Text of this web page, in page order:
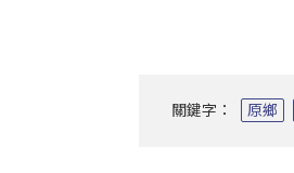
關鍵字： 原鄉